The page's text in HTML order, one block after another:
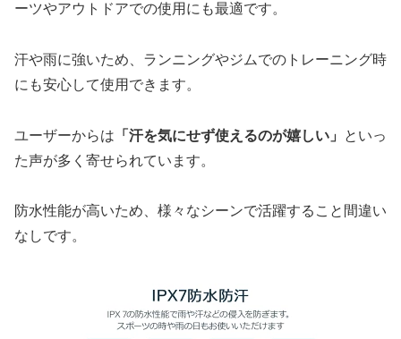
ーツやアウトドアでの使用にも最適です。
汗や雨に強いため、ランニングやジムでのトレーニング時
にも安心して使用できます。
ユーザーからは 「汗を気にせず使えるのが嬉しい」
といっ
た声が多く寄せられています。
防水性能が高いため、様々なシーンで活躍すること間違い
なしです。